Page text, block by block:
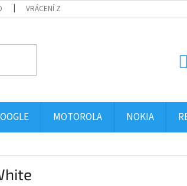
VRÁCENÍ ZBOŽÍ
MOTOROLA NOKIA